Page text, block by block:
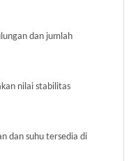
dan jumlah
nilai stabilitas
dan suhu tersedia di